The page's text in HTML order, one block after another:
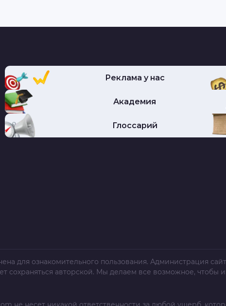
Реклама у нас
Академия
Глоссарий
для ознакомительного пользования. Администрация
сохраняться авторской. Мы делаем все возможное,